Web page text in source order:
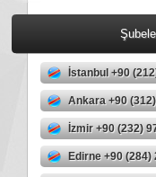
İstanbul +90
Ankara +90
İzmir +90 (232)
Edirne +90 (284)